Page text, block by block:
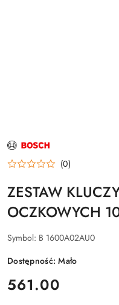
NAZWA
PRODUCENTA:
BOSCH (0)
ZESTAW
OCZKOWYCH
Symbol: B 1600A02AU0
Dostępność:Mało
cena:
561.00